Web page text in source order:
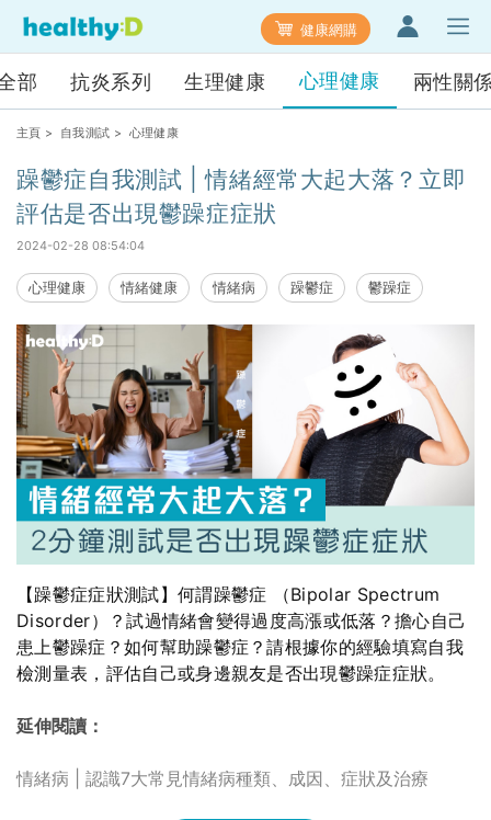
健康網購
部 抗炎系列 生理健康 心理健康 兩性關
主頁 > 自我測試 > 心理健康
躁鬱症自我測試 | 情緒經常大起大落？立即
評估是否出現鬱躁症症狀
2024-02-28 08:54:04
心理健康 情緒健康 情緒病 躁鬱症 鬱躁症
【躁鬱症症狀測試】何謂躁鬱症 （Bipolar Spectrum
Disorder）？試過情緒會變得過度高漲或低落？擔心自己
患上鬱躁症？如何幫助躁鬱症？請根據你的經驗填寫自我
檢測量表，評估自己或身邊親友是否出現鬱躁症症狀。
延伸閱讀：
情緒病 | 認識7大常見情緒病種類、成因、症狀及治療